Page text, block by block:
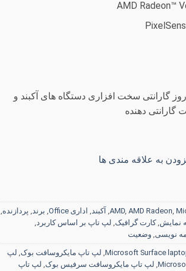
دستگاه ها و قطعات استوک 15 روز گارانتی سخت افزاری دستگاه های آکبند و
دهنده
به علاقه مندی ها
AMD, AMD Radeon,
, آکبند, اداری Office , برند, پردازنده,
نمایش,کارت گرافیک, لپ تاپ بر اساس کاربرد,
نویسی, وضعیت
Microsoft Surface
, لپ تاپ مایکروسافت بوک, لپ
, لپ تاپ مایکروسافت سرفیس بوک, لپ تاپ